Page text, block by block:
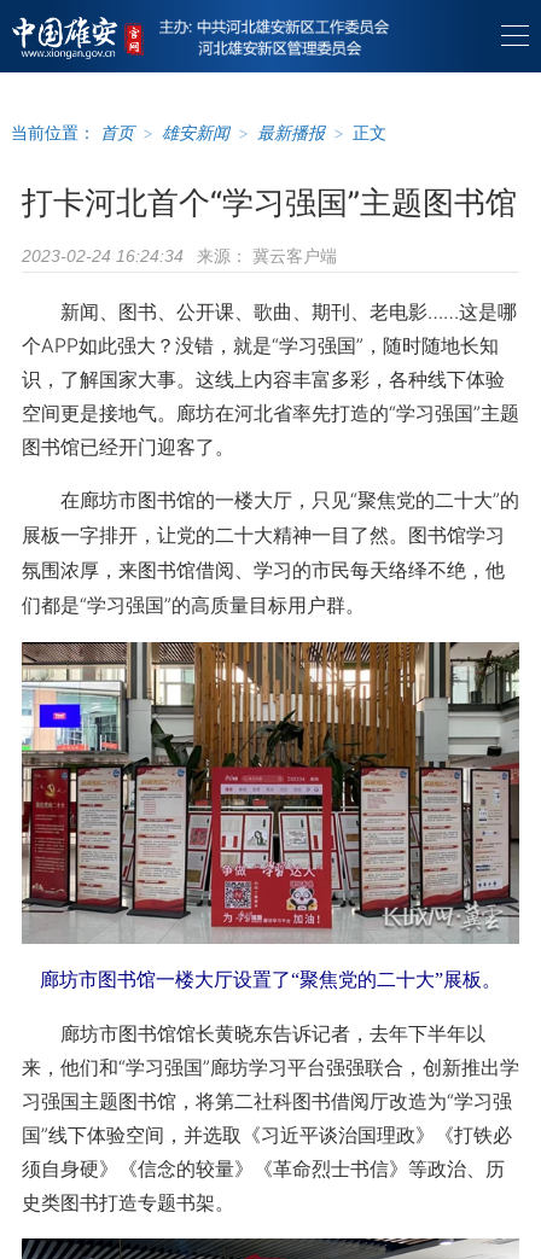
当前位置： 首页 > 雄安新闻 > 最新播报 > 正文
打卡河北首个“学习强国”主题图书馆
2023-02-24 16:24:34 来源： 冀云客户端
新闻、图书、公开课、歌曲、期刊、老电影……这是哪
个APP如此强大？没错，就是“学习强国”，随时随地长知
识，了解国家大事。这线上内容丰富多彩，各种线下体验
空间更是接地气。廊坊在河北省率先打造的“学习强国”主题
图书馆已经开门迎客了。
在廊坊市图书馆的一楼大厅，只见“聚焦党的二十大”的
展板一字排开，让党的二十大精神一目了然。图书馆学习
氛围浓厚，来图书馆借阅、学习的市民每天络绎不绝，他
们都是“学习强国”的高质量目标用户群。
廊坊市图书馆一楼大厅设置了“聚焦党的二十大”展板。
廊坊市图书馆馆长黄晓东告诉记者，去年下半年以
来，他们和“学习强国”廊坊学习平台强强联合，创新推出学
习强国主题图书馆，将第二社科图书借阅厅改造为“学习强
国”线下体验空间，并选取《习近平谈治国理政》《打铁必
须自身硬》《信念的较量》《革命烈士书信》等政治、历
史类图书打造专题书架。